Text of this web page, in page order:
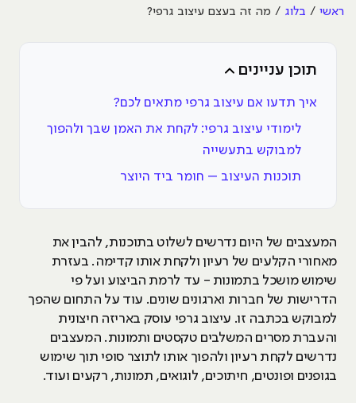
ראשי בלוג מה זה בעצם עיצוב גרפי?
תוכן עניינים
איך תדעו אם עיצוב גרפי מתאים לכם?
לימודי עיצוב גרפי: לקחת את האמן שבך ולהפוך
למבוקש בתעשייה
תוכנות העיצוב – חומר ביד היוצר
המעצבים של היום נדרשים לשלוט בתוכנות, להבין את
מאחורי הקלעים של רעיון ולקחת אותו קדימה. בעזרת
שימוש מושכל בתמונות - עד לרמת הביצוע ועל פי
הדרישות של חברות וארגונים שונים. עוד על התחום שהפך
למבוקש בכתבה זו. עיצוב גרפי עוסק באריזה חיצונית
והעברת מסרים המשלבים טקסטים ותמונות. המעצבים
נדרשים לקחת רעיון ולהפוך אותו לתוצר סופי תוך שימוש
בגופנים ופונטים, חיתוכים, לוגואים, תמונות, רקעים ועוד.